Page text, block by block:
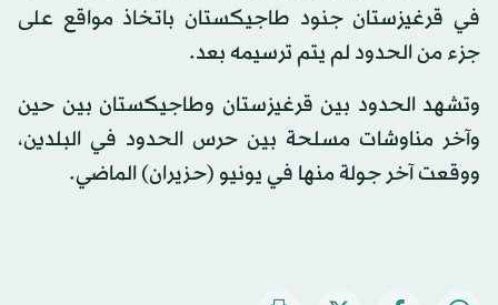
في قرغيزستان جنود طاجيكستان باتخاذ مواقع على
جزء من الحدود لم يتم ترسيمه بعد.
وتشهد الحدود بين قرغيزستان وطاجيكستان بين حين
وآخر مناوشات مسلحة بين حرس الحدود في البلدين،
ووقعت آخر جولة منها في يونيو (حزيران) الماضي.